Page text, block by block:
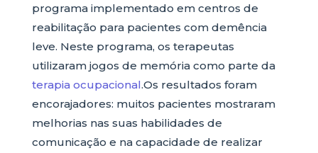
programa implementado em centros de
reabilitação para pacientes com demência
leve. Neste programa, os terapeutas
utilizaram jogos de memória como parte da
terapia ocupacional.Os resultados foram
encorajadores: muitos pacientes mostraram
melhorias nas suas habilidades de
comunicação e na capacidade de realizar